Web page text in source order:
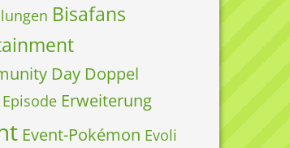
Bisafans
Day Doppel
Episode Erweiterung
Event-Pokémon Evoli